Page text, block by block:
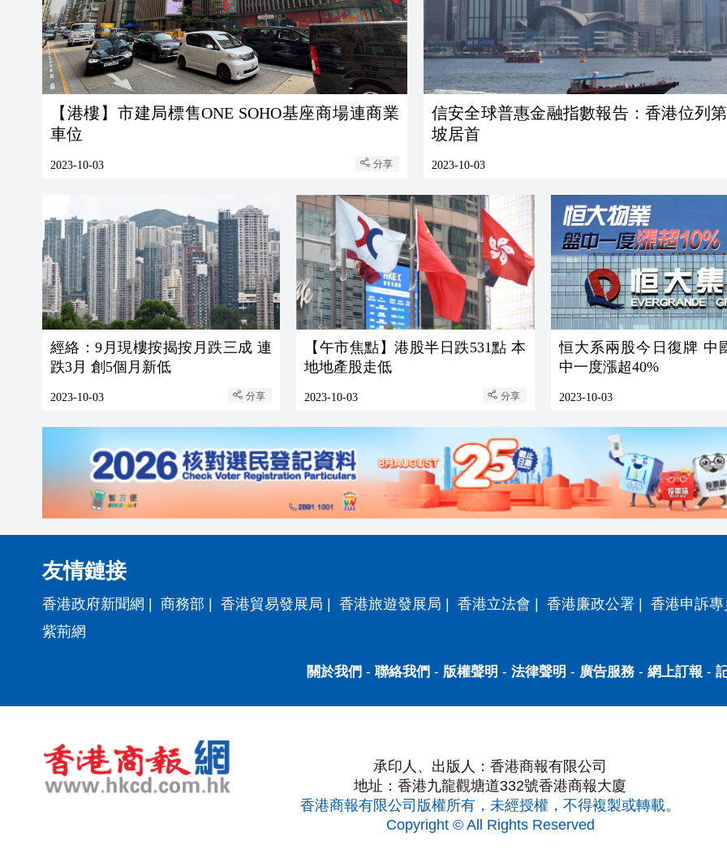
【港樓】市建局標售ONE SOHO基座商場連商業
車位
2023-10-03 分享
信安全球普惠金融指數報告：香港位列
坡居首
2023-10-03
經絡：9月現樓按揭按月跌三成 連
跌3月 創5個月新低
2023-10-03 分享
【午市焦點】港股半日跌531點 本
地地產股走低
2023-10-03 分享
恒大系兩股今日復牌 中
中一度漲超40%
2023-10-03
友情鏈接
香港政府新聞網 商務部 香港貿易發展局 香港旅遊發展局 香港立法會 香港廉政公署
香港申訴
紫荊網
關於我們 - 聯絡我們 - 版權聲明 - 法律聲明 - 廣告服務- 網上訂報 -
承印人、出版人：香港商報有限公司
地址：香港九龍觀塘道332號香港商報大廈
香港商報有限公司版權所有，未經授權，不得複製或轉載。
Copyright © All Rights Reserved